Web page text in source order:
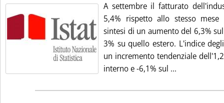
A settembre il fatturato
5,4% rispetto allo stesso mese
sintesi di un aumento del 6,3%
3% su quello estero. L'indice
un incremento tendenziale
interno e -6,1% sul ...